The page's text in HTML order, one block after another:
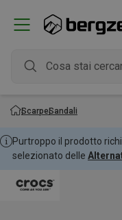
ScarpeSandali
Purtroppo il prodotto
selezionato delle